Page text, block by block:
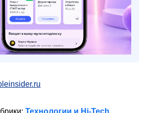
Технологии и Hi-Tech